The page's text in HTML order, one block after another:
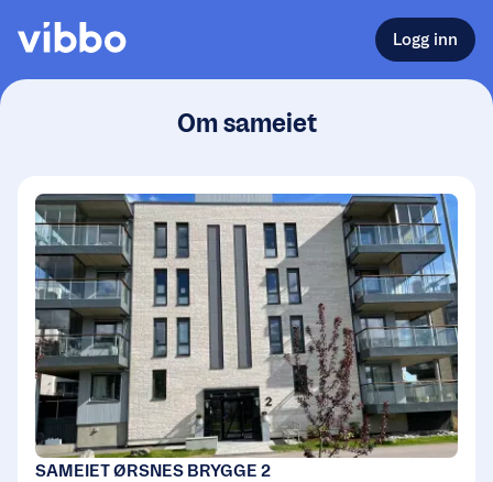
Logg inn
Om sameiet
SAMEIET ØRSNES BRYGGE 2